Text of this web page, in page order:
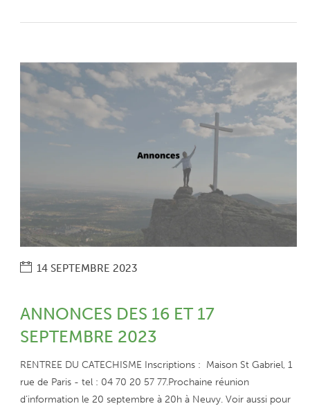
14 SEPTEMBRE 2023
ANNONCES DES 16 ET 17
SEPTEMBRE 2023
RENTREE DU CATECHISME Inscriptions : Maison St Gabriel, 1
rue de Paris - tel : 04 70 20 57 77.Prochaine réunion
d’information le 20 septembre à 20h à Neuvy. Voir aussi pour